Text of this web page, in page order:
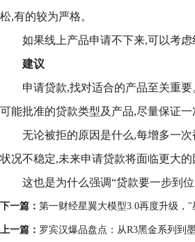
松,有的较为严格。
如果线上产品申请不下来,可以考虑
建议
申请贷款,找对适合的产品至关重
可能批准的贷款类型及产品,尽量保证一
无论被拒的原因是什么,每增多一
状况不稳定,未来申请贷款将面临更大的
这也是为什么强调“贷款要一步到位
下一篇： 第一财经星翼大模型3.0再度升级，"
上一篇： 罗宾汉爆品盘点：从R3黑金系列到